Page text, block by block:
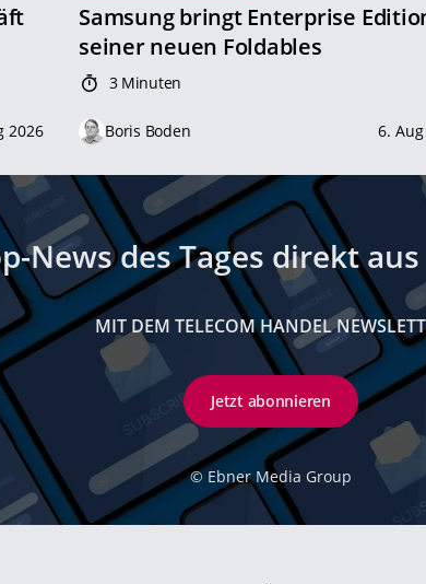
2026
Samsung bringt Enterprise
seiner neuen Foldables
3 Minuten
Boris Boden 6.
News des Tages direkt
MIT DEM TELECOM HANDEL
Jetzt abonnieren
© Ebner Media Group